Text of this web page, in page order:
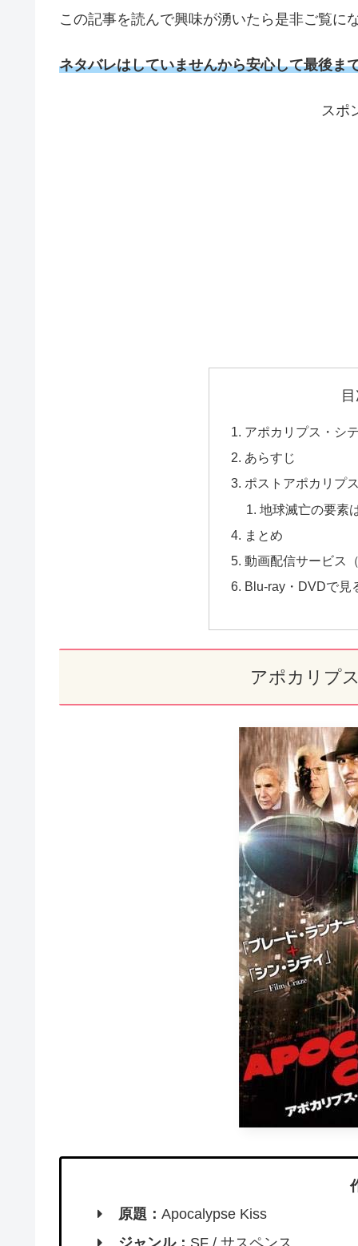
この記事を読んで興味が湧いたら是非ご覧に
ネタバレはしていませんから安心して最後ま
スポ
アポカリプス・シ
あらすじ
ポストアポカリプ
地球滅亡の要素
まとめ
動画配信サービス
Blu-ray・DVDで見
アポカリプ
原題： Apocalypse Kiss
ジャンル： SF / サスペンス